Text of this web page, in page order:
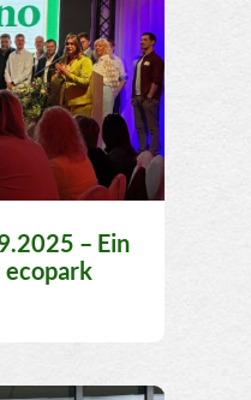
– Ein
ecopark